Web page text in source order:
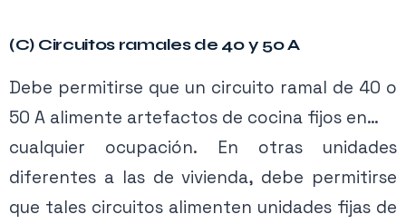
equipos portátiles (como secadores de
cabello) hasta el 100 por ciento del amperaje
del circuito. El NEC es un estándar de
instalación, no un estándar de producto, por
lo que no puede prohibir esta práctica.
Realmente no hay forma de limitar la carga al
(C) Circuitos ramales de 40 y 50 A
Debe permitirse que un circuito ramal de 40 o
50 A alimente artefactos de cocina fijos en…
cualquier ocupación. En otras unidades
diferentes a las de vivienda, debe permitirse
que tales circuitos alimenten unidades fijas de